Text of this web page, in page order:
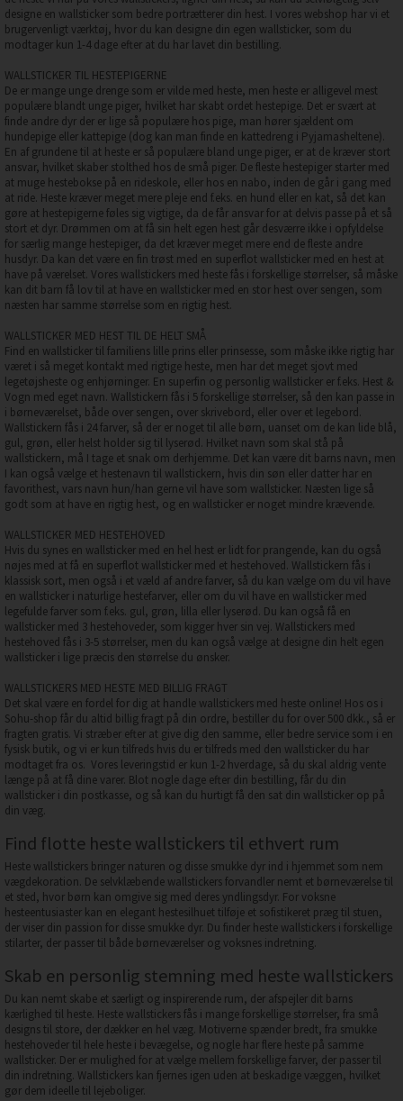
designe en wallsticker som bedre portrætterer din hest. I vores webshop har vi et
brugervenligt værktøj, hvor du kan designe din egen wallsticker, som du
modtager kun 1-4 dage efter at du har lavet din bestilling.
WALLSTICKER TIL HESTEPIGERNE
De er mange unge drenge som er vilde med heste, men heste er alligevel mest
populære blandt unge piger, hvilket har skabt ordet hestepige. Det er svært at
finde andre dyr der er lige så populære hos pige, man hører sjældent om
hundepige eller kattepige (dog kan man finde en kattedreng i Pyjamasheltene).
En af grundene til at heste er så populære bland unge piger, er at de kræver stort
ansvar, hvilket skaber stolthed hos de små piger. De fleste hestepiger starter med
at muge hestebokse på en rideskole, eller hos en nabo, inden de går i gang med
at ride. Heste kræver meget mere pleje end f.eks. en hund eller en kat, så det kan
gøre at hestepigerne føles sig vigtige, da de får ansvar for at delvis passe på et så
stort et dyr. Drømmen om at få sin helt egen hest går desværre ikke i opfyldelse
for særlig mange hestepiger, da det kræver meget mere end de fleste andre
husdyr. Da kan det være en fin trøst med en superflot wallsticker med en hest at
have på værelset. Vores wallstickers med heste fås i forskellige størrelser, så måske
kan dit barn få lov til at have en wallsticker med en stor hest over sengen, som
næsten har samme størrelse som en rigtig hest.
WALLSTICKER MED HEST TIL DE HELT SMÅ
Find en wallsticker til familiens lille prins eller prinsesse, som måske ikke rigtig har
været i så meget kontakt med rigtige heste, men har det meget sjovt med
legetøjsheste og enhjørninger. En superfin og personlig wallsticker er f.eks. Hest &
Vogn med eget navn. Wallstickern fås i 5 forskellige størrelser, så den kan passe in
i børneværelset, både over sengen, over skrivebord, eller over et legebord.
Wallstickern fås i 24 farver, så der er noget til alle børn, uanset om de kan lide blå,
gul, grøn, eller helst holder sig til lyserød. Hvilket navn som skal stå på
wallstickern, må I tage et snak om derhjemme. Det kan være dit barns navn, men
I kan også vælge et hestenavn til wallstickern, hvis din søn eller datter har en
favorithest, vars navn hun/han gerne vil have som wallsticker. Næsten lige så
godt som at have en rigtig hest, og en wallsticker er noget mindre krævende.
WALLSTICKER MED HESTEHOVED
Hvis du synes en wallsticker med en hel hest er lidt for prangende, kan du også
nøjes med at få en superflot wallsticker med et hestehoved. Wallstickern fås i
klassisk sort, men også i et væld af andre farver, så du kan vælge om du vil have
en wallsticker i naturlige hestefarver, eller om du vil have en wallsticker med
legefulde farver som f.eks. gul, grøn, lilla eller lyserød. Du kan også få en
wallsticker med 3 hestehoveder, som kigger hver sin vej. Wallstickers med
hestehoved fås i 3-5 størrelser, men du kan også vælge at designe din helt egen
wallsticker i lige præcis den størrelse du ønsker.
WALLSTICKERS MED HESTE MED BILLIG FRAGT
Det skal være en fordel for dig at handle wallstickers med heste online! Hos os i
Sohu-shop får du altid billig fragt på din ordre, bestiller du for over 500 dkk., så er
fragten gratis. Vi stræber efter at give dig den samme, eller bedre service som i en
fysisk butik, og vi er kun tilfreds hvis du er tilfreds med den wallsticker du har
modtaget fra os. Vores leveringstid er kun 1-2 hverdage, så du skal aldrig vente
længe på at få dine varer. Blot nogle dage efter din bestilling, får du din
wallsticker i din postkasse, og så kan du hurtigt få den sat din wallsticker op på
din væg.
Find flotte heste wallstickers til ethvert rum
Heste wallstickers bringer naturen og disse smukke dyr ind i hjemmet som nem
vægdekoration. De selvklæbende wallstickers forvandler nemt et børneværelse til
et sted, hvor børn kan omgive sig med deres yndlingsdyr. For voksne
hesteentusiaster kan en elegant hestesilhuet tilføje et sofistikeret præg til stuen,
der viser din passion for disse smukke dyr. Du finder heste wallstickers i forskellige
stilarter, der passer til både børneværelser og voksnes indretning.
Skab en personlig stemning med heste wallstickers
Du kan nemt skabe et særligt og inspirerende rum, der afspejler dit barns
kærlighed til heste. Heste wallstickers fås i mange forskellige størrelser, fra små
designs til store, der dækker en hel væg. Motiverne spænder bredt, fra smukke
hestehoveder til hele heste i bevægelse, og nogle har flere heste på samme
wallsticker. Der er mulighed for at vælge mellem forskellige farver, der passer til
din indretning. Wallstickers kan fjernes igen uden at beskadige væggen, hvilket
gør dem ideelle til lejeboliger.